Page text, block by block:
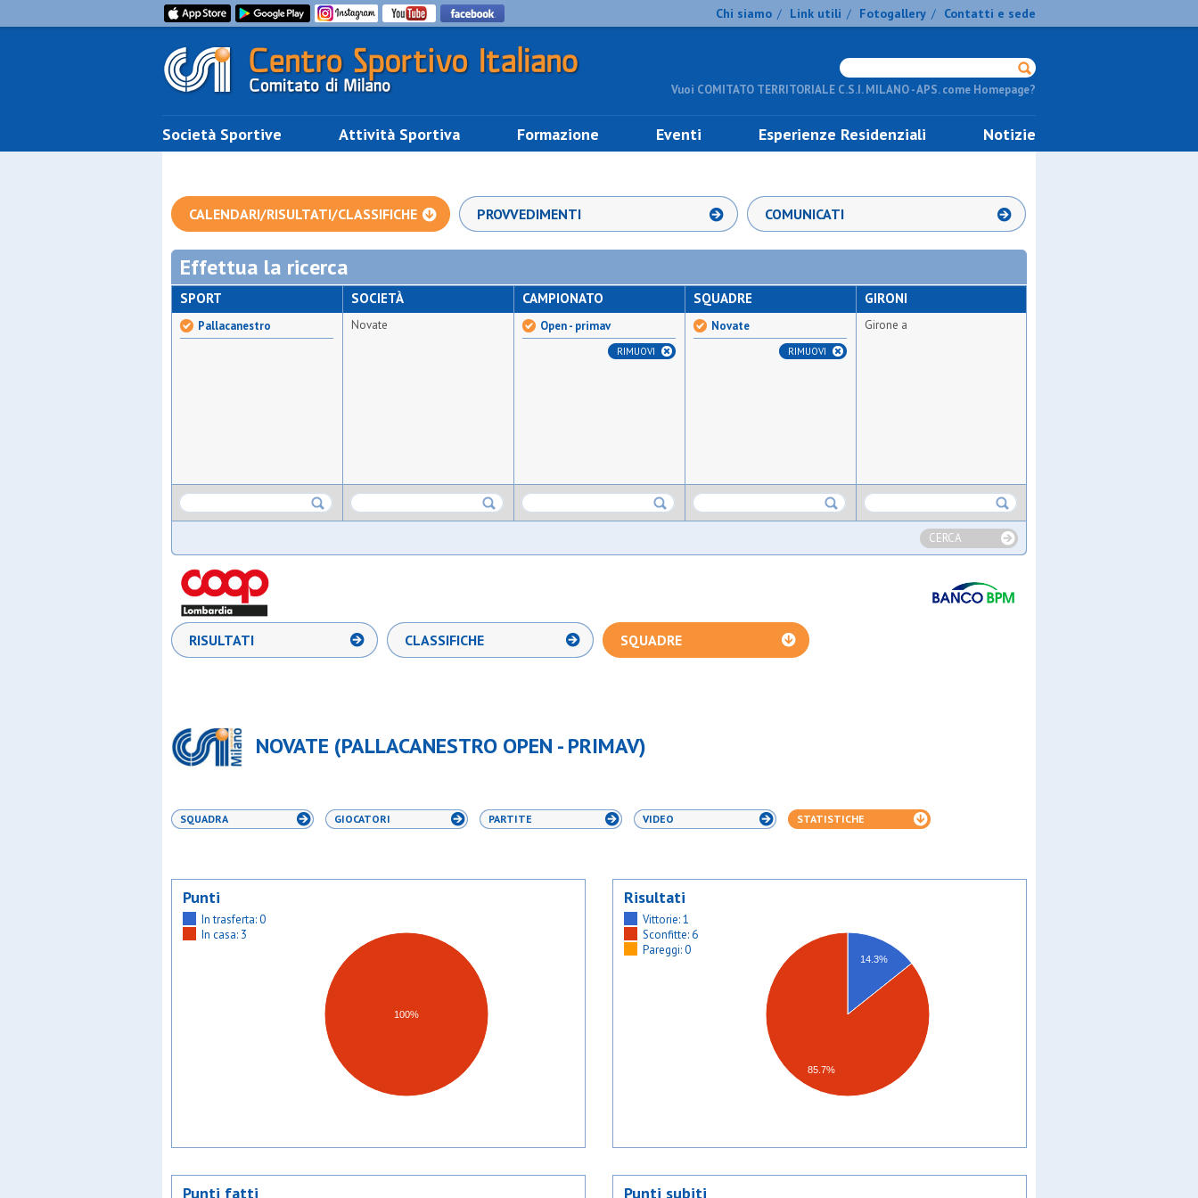
Chi siamo / Link utili / Fotogallery / Contatti e sede
Vuoi COMITATO TERRITORIALE C.S.I. MILANO - APS. come Homepage?
Società Sportive Attività Sportiva Formazione Eventi Esperienze Residenziali Notizie
CALENDARI/RISULTATI/CLASSIFICHE PROVVEDIMENTI COMUNICATI
Effettua la ricerca
SPORT
Pallacanestro
SOCIETÀ
Novate
CAMPIONATO
Open - primav
RIMUOVI
SQUADRE
Novate
RIMUOVI
GIRONI
Girone a
CERCA
RISULTATI CLASSIFICHE SQUADRE
NOVATE (PALLACANESTRO OPEN - PRIMAV)
SQUADRA GIOCATORI PARTITE VIDEO STATISTICHE
100%
Punti
In trasferta: 0
In casa: 3
14.3%
85.7%
Risultati
Vittorie: 1
Sconfitte: 6
Pareggi: 0
Punti fatti Punti subiti